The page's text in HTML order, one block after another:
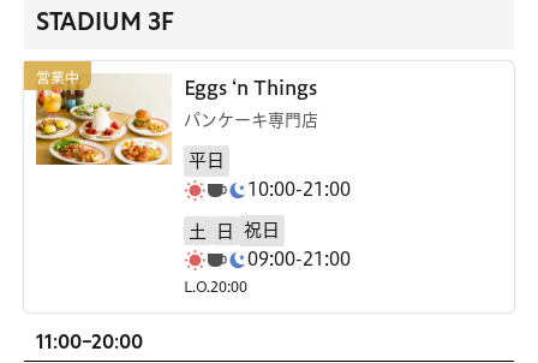
STADIUM 3F
Eggs ‘n Things
パンケーキ専門店
平日
10:00-21:00
土 日
祝日
09:00-21:00
L.O.20:00
11:00-20:00